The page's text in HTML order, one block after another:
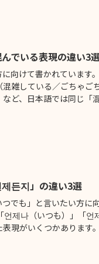
でいる表現の違い3
向けて書かれています
雑している／ごちゃご
ど、日本語では同じ「
든지」の違い3選
でも」と言いたい方に
제나（いつも）」「언
現がいくつかあります